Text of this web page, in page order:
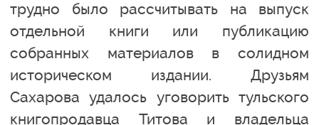
трудно было рассчитывать на выпуск
отдельной книги или публикацию
собранных материалов в солидном
историческом издании. Друзьям
Сахарова удалось уговорить тульского
книгопродавца Титова и владельца